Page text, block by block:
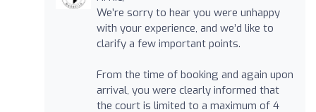
We’re sorry to hear you were unhappy
with your experience, and we’d like to
clarify a few important points.
From the time of booking and again upon
arrival, you were clearly informed that
the court is limited to a maximum of 4